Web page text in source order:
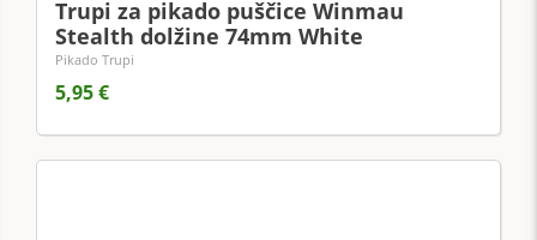
Trupi za pikado puščice Winmau
Stealth dolžine 74mm White
Pikado Trupi
5,95 €